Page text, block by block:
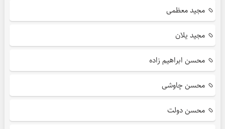
مجید معظمی
مجید یلان
محسن ابراهیم زاده
محسن چاوشی
محسن دولت